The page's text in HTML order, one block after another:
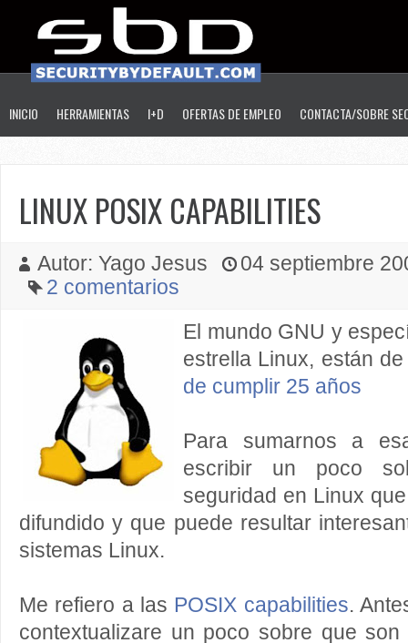
INICIO HERRAMIENTAS I+D OFERTAS DE EMPLEO CONTACTA/SOBRE
LINUX POSIX CAPABILITIES
Autor: Yago Jesus
04 septiembre
2 comentarios
El mundo GNU y
estrella Linux, están
de cumplir 25 años
Para sumarnos a
escribir un poco
seguridad en Linux
difundido y que puede resultar
sistemas Linux.
Me refiero a las POSIX capabilities.
contextualizare un poco sobre que